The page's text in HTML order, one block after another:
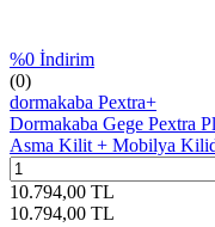
%0 İndirim
(0)
dormakaba Pextra+
Dormakaba Gege Pextra
Asma Kilit + Mobilya
10.794,00 TL
10.794,00 TL